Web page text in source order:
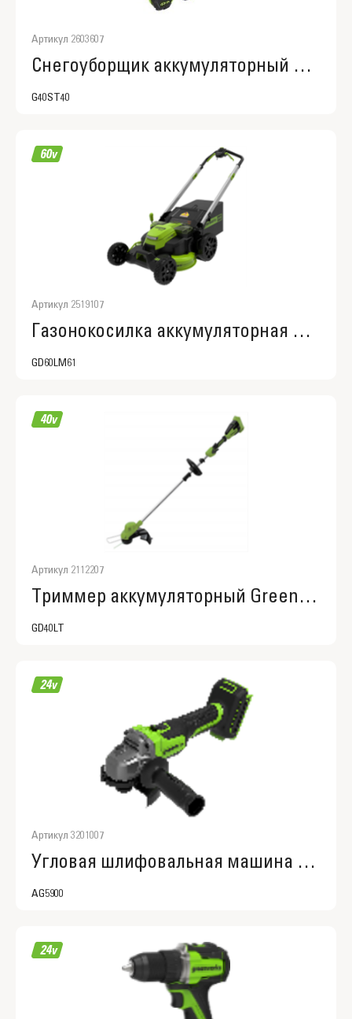
Артикул 2603607
Снегоуборщик аккумуляторный Greenworks G40ST40, 2603607
G40ST40
Артикул 2519107
Газонокосилка аккумуляторная Greenworks GD60LM61, 2519107
GD60LM61
Артикул 2112207
Триммер аккумуляторный Greenworks GD40LT, 2112207
GD40LT
Артикул 3201007
Угловая шлифовальная машина акк. Greenworks AG5900, 3201007
AG5900